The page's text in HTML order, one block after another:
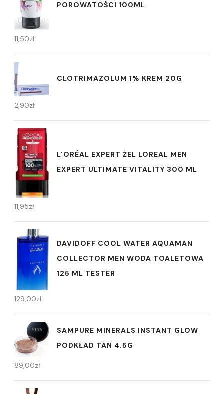
POROWATOŚCI 100ML
11,50zł
CLOTRIMAZOLUM 1% KREM 20G
2,90zł
L'ORÉAL EXPERT ŻEL LOREAL MEN
EXPERT ULTIMATE VITALITY 300 ML
11,95zł
DAVIDOFF COOL WATER AQUAMAN
COLLECTOR MEN WODA TOALETOWA
125 ML TESTER
129,00zł
SAMPURE MINERALS INSTANT GLOW
PODKŁAD TAN 4.5G
89,00zł